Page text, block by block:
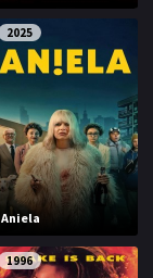
2025
Aniela
1996